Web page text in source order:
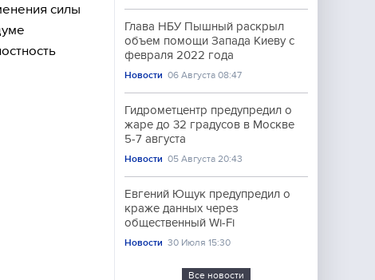
силы
Глава НБУ Пышный раскрыл
объем помощи Запада Киеву с
февраля 2022 года
Новости 06 Августа 08:47
Гидрометцентр предупредил о
жаре до 32 градусов в Москве
5-7 августа
Новости 05 Августа 20:43
Евгений Ющук предупредил о
краже данных через
общественный Wi-Fi
Новости 30 Июля 15:30
Все новости